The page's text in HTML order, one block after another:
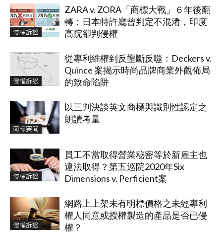
侵權訴訟
ZARA v. ZORA「商標大戰」６年後翻
轉：日本特許廳曾判定不混淆，印度
高院卻判侵權
侵權訴訟
從專利維權到反壟斷反噬：Deckers v.
Quince 案揭示時尚品牌商業外觀佈局
的致命陷阱
商標要聞
以三判決談英文商標與識別性認定之
朗讀考量
侵權訴訟
員工不當取得營業秘密等於新雇主也
違法取得？第五巡院2020年Six
Dimensions v. Perficient案
侵權訴訟
網路上上架未有明標價格之未經專利
權人同意或授權製造的產品是否已侵
權？